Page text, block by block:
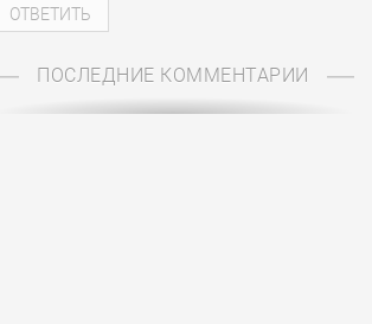
ПОСЛЕДНИЕ КОММЕНТАРИИ